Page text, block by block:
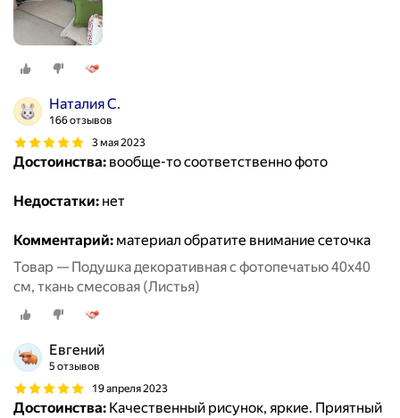
Наталия С.
166 отзывов
3 мая 2023
Достоинства: вообще-то соответственно фото
Недостатки: нет
Комментарий: материал обратите внимание сеточка
Товар — Подушка декоративная с фотопечатью 40х40
см, ткань смесовая (Листья)
Евгений
5 отзывов
19 апреля 2023
Достоинства: Качественный рисунок, яркие. Приятный